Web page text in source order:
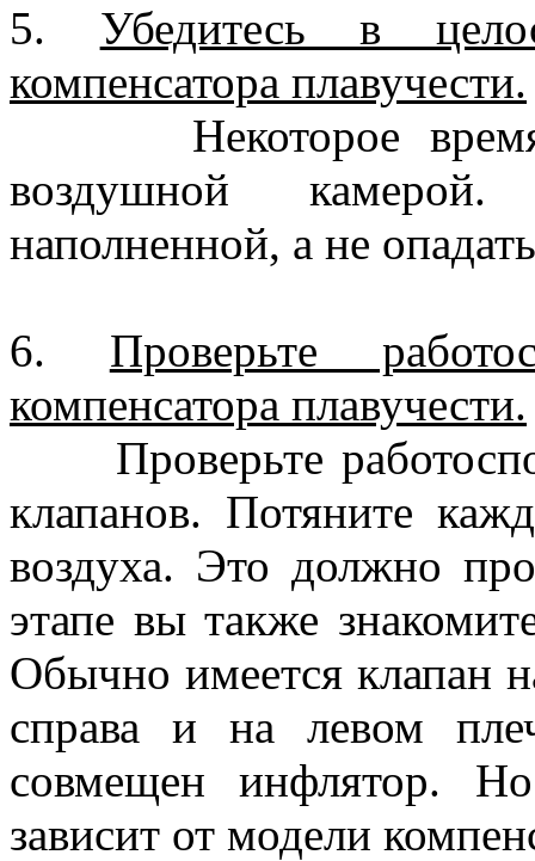
5. Убедитесь в
компенсатора плавучести.
Некоторое время,
воздушной
наполненной, а не
6. Проверьте
компенсатора плавучести.
Проверьте
клапанов. Потяните
воздуха. Это должно
этапе вы также
Обычно имеется клапан
справа и на левом
совмещен инфлятор.
зависит от модели